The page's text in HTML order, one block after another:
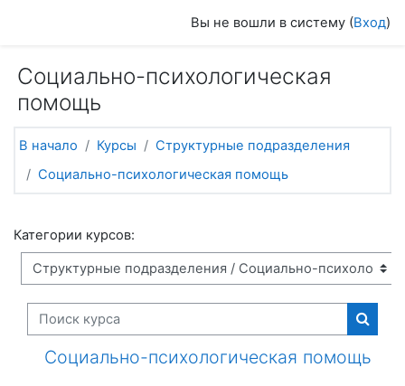
Вы не вошли в систему (Вход)
Социально-психологическая
помощь
В начало Курсы
Структурные подразделения
Социально-психологическая помощь
Категории курсов:
Поиск курса
Поиск
Социально-психологическая помощь